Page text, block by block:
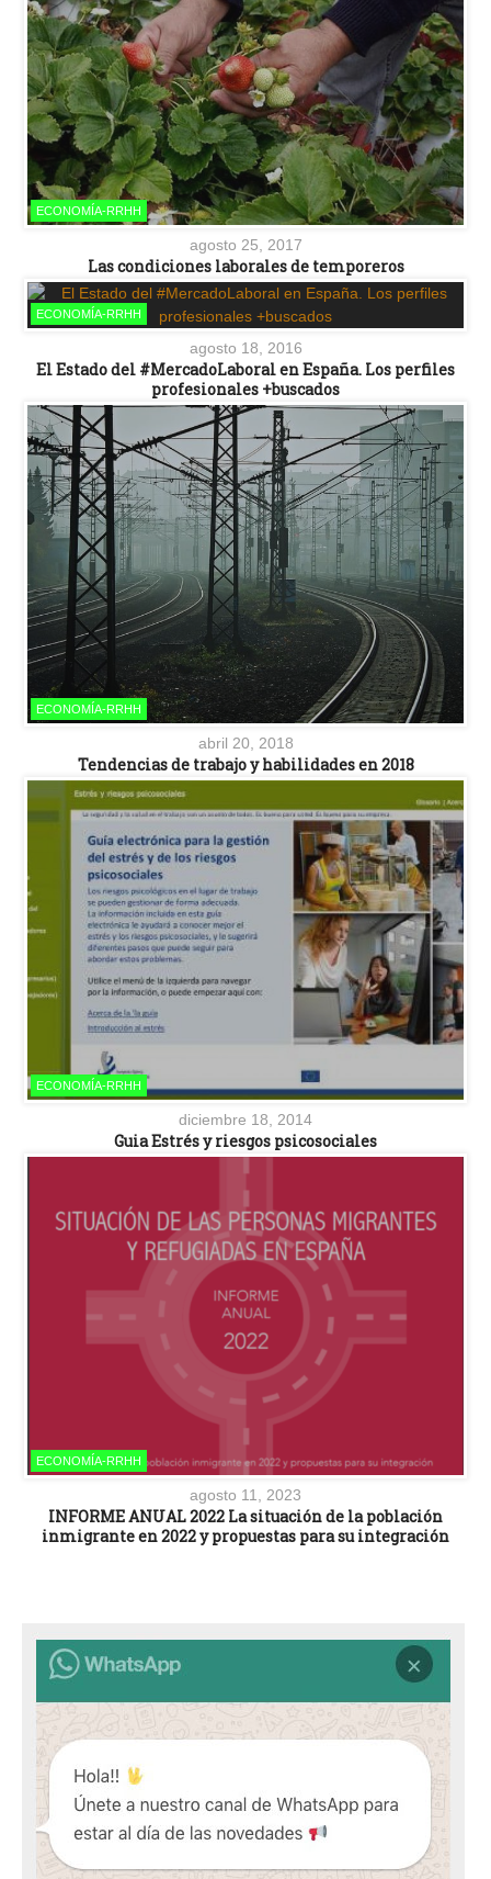
ECONOMÍA-RRHH
agosto 25, 2017
Las condiciones laborales de temporeros
ECONOMÍA-RRHH
agosto 18, 2016
El Estado del #MercadoLaboral en España. Los perfiles
profesionales +buscados
ECONOMÍA-RRHH
abril 20, 2018
Tendencias de trabajo y habilidades en 2018
ECONOMÍA-RRHH
diciembre 18, 2014
Guia Estrés y riesgos psicosociales
ECONOMÍA-RRHH
agosto 11, 2023
INFORME ANUAL 2022 La situación de la población
inmigrante en 2022 y propuestas para su integración